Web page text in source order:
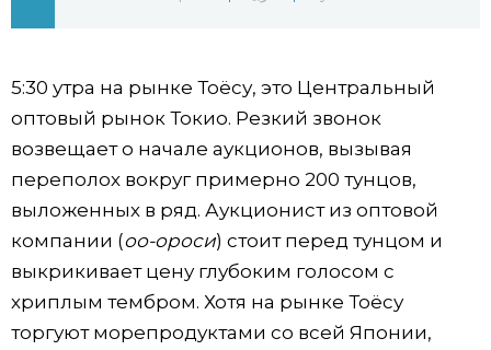
5:30 утра на рынке Тоёсу, это Центральный
оптовый рынок Токио. Резкий звонок
возвещает о начале аукционов, вызывая
переполох вокруг примерно 200 тунцов,
выложенных в ряд. Аукционист из оптовой
компании (оо-ороси) стоит перед тунцом и
выкрикивает цену глубоким голосом с
хриплым тембром. Хотя на рынке Тоёсу
торгуют морепродуктами со всей Японии,